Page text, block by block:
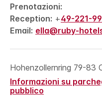
Prenotazioni:
Reception: +49-221-
Email: ella@ruby-
Hohenzollernring 79-83
Informazioni su
pubblico